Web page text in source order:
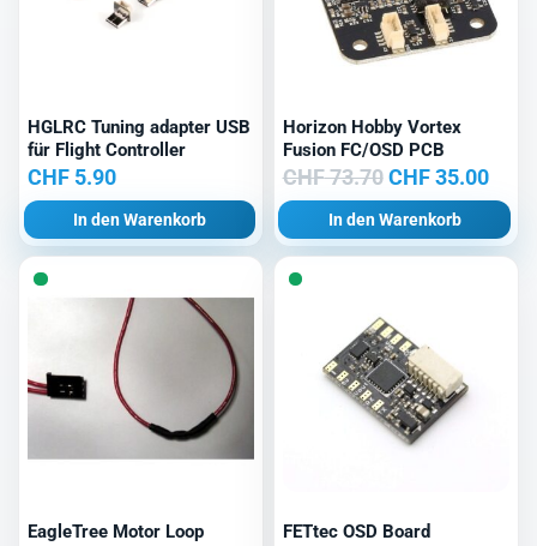
HGLRC Tuning adapter USB
für Flight Controller
CHF 5.90
In den Warenkorb
Horizon Hobby Vortex
Fusion FC/OSD PCB
CHF73.70 Ursprünglicher
Preis
war:
CHF35.00
ist:
In den Warenkorb
EagleTree Motor Loop
FETtec OSD Board